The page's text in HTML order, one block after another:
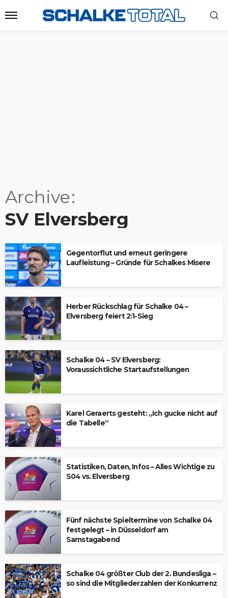
Archive
SV Elversberg
Gegentorflut und erneut geringere
Laufleistung – Gründe für Schalkes Misere
Herber Rückschlag für Schalke 04 –
Elversberg feiert 2:1-Sieg
Schalke 04 – SV Elversberg:
Voraussichtliche Startaufstellungen
Karel Geraerts gesteht: „Ich gucke nicht auf
die Tabelle“
Statistiken, Daten, Infos – Alles Wichtige zu
S04 vs. Elversberg
Fünf nächste Spieltermine von Schalke 04
festgelegt – in Düsseldorf am
Samstagabend
Schalke 04 größter Club der 2. Bundesliga –
so sind die Mitgliederzahlen der Konkurrenz